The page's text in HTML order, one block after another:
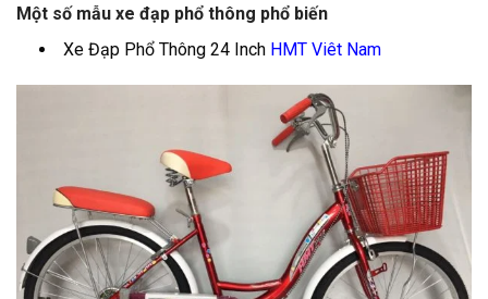
Một số mẫu xe đạp phổ thông phổ biến
Xe Đạp Phổ Thông 24 Inch HMT Viêt Nam